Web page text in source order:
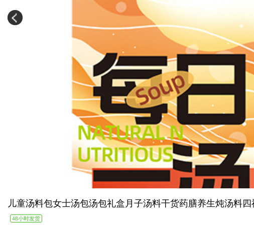
儿童汤料包女士汤包汤包礼盒月子汤料干货药膳养生炖汤料四
48小时发货